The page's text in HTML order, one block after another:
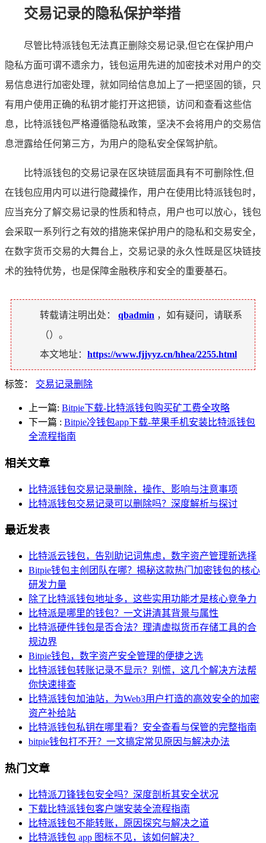
交易记录的隐私保护举措
尽管比特派钱包无法真正删除交易记录,但它在保护用户
隐私方面可谓不遗余力，钱包运用先进的加密技术对用户的交
易信息进行加密处理，就如同给信息加上了一把坚固的锁，只
有用户使用正确的私钥才能打开这把锁，访问和查看这些信
息，比特派钱包严格遵循隐私政策，坚决不会将用户的交易信
息泄露给任何第三方，为用户的隐私安全保驾护航。
比特派钱包的交易记录在区块链层面具有不可删除性,但
在钱包应用内可以进行隐藏操作，用户在使用比特派钱包时，
应当充分了解交易记录的性质和特点，用户也可以放心，钱包
会采取一系列行之有效的措施来保护用户的隐私和交易安全，
在数字货币交易的大舞台上，交易记录的永久性既是区块链技
术的独特优势，也是保障金融秩序和安全的重要基石。
转载请注明出处： qbadmin ，如有疑问，请联系
（）。
本文地址： https://www.fjjyyz.cn/hhea/2255.html
标签： 交易记录删除
上一篇: Bitpie下载-比特派钱包购买矿工费全攻略
下一篇 : Bitpie冷钱包app下载-苹果手机安装比特派钱包
全流程指南
相关文章
比特派钱包交易记录删除，操作、影响与注意事项
比特派钱包交易记录可以删除吗？深度解析与探讨
最近发表
比特派云钱包，告别助记词焦虑，数字资产管理新选择
Bitpie钱包主创团队在哪？揭秘这款热门加密钱包的核心
研发力量
除了比特派钱包地址多，这些实用功能才是核心竞争力
比特派是哪里的钱包？一文讲清其背景与属性
比特派硬件钱包是否合法？理清虚拟货币存储工具的合
规边界
Bitpie钱包，数字资产安全管理的便捷之选
比特派钱包转账记录不显示？别慌，这几个解决方法帮
你快速排查
比特派钱包加油站，为Web3用户打造的高效安全的加密
资产补给站
比特派钱包私钥在哪里看？安全查看与保管的完整指南
bitpie钱包打不开？一文搞定常见原因与解决办法
热门文章
比特派刀锋钱包安全吗？深度剖析其安全状况
下载比特派钱包客户端安装全流程指南
比特派钱包不能转账，原因探究与解决之道
比特派钱包 app 图标不见，该如何解决？